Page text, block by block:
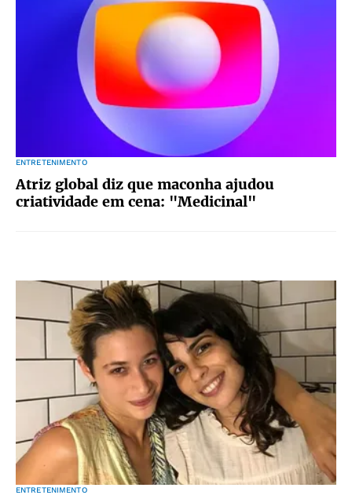
ENTRETENIMENTO
Atriz global diz que maconha ajudou
criatividade em cena: "Medicinal"
ENTRETENIMENTO